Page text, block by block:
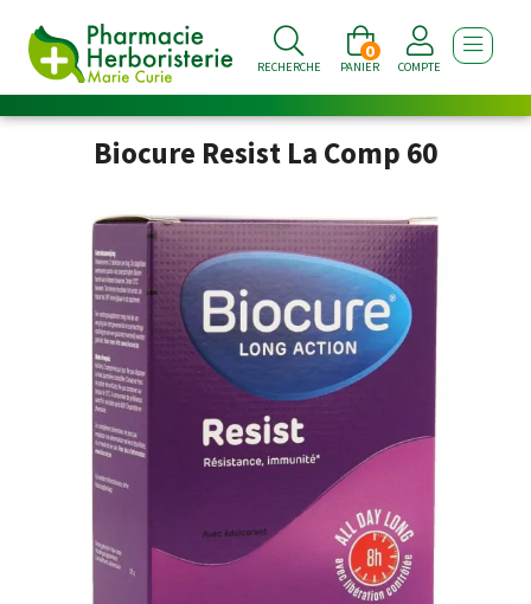
RECHERCHE PANIER
0
COMPTE
Biocure Resist La Comp 60